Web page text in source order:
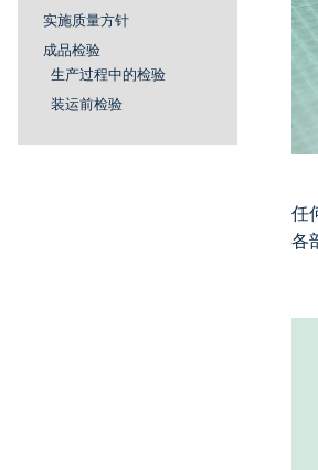
实施质量方针
成品检验
生产过程中的检验
装运前检验
任
各